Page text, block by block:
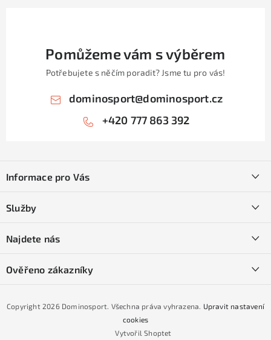
Pomůžeme vám s výběrem
Potřebujete s něčím poradit? Jsme tu pro vás!
dominosport@dominosport.cz
+420 777 863 392
pInformace pro Vás
Obchodní podmínky
Podmínky GDPR
Podmínky nákupu na splátky ESSOX
Služby
Naše prodejna
Najdete nás
Ověřeno zákazníky
Vytvořil Shoptet
Copyright 2026 Dominosport. Všechna práva vyhrazena. Upravit nastavení
cookies